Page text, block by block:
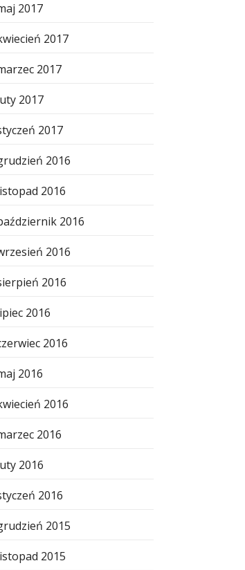
2017
2017
2017
2017
2017
2016
2016
2016
2016
2016
2016
2016
2016
2016
2016
2016
2016
2015
2015